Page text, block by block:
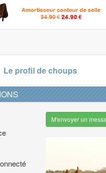
Le profil de choups
M'envoyer un